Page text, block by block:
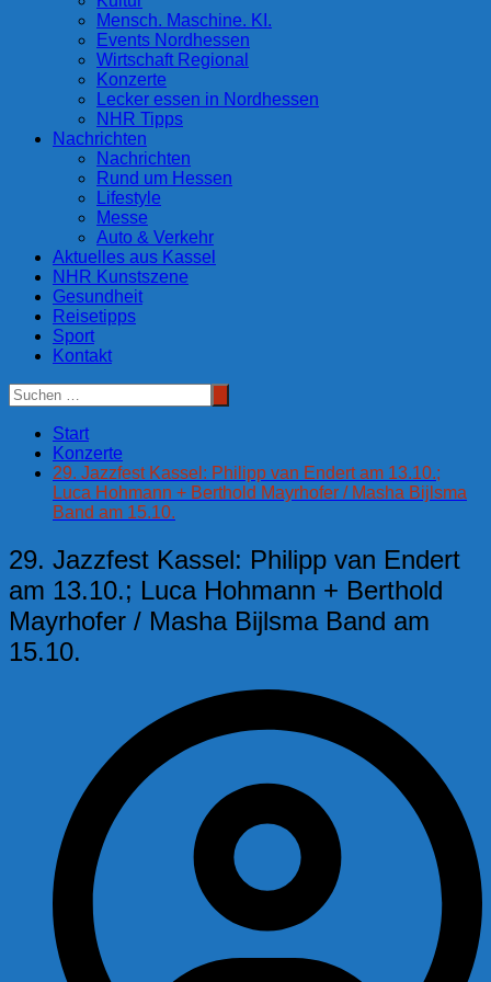
Mensch. Maschine. KI.
Events Nordhessen
Wirtschaft Regional
Konzerte
Lecker essen in Nordhessen
NHR Tipps
Nachrichten
Nachrichten
Rund um Hessen
Lifestyle
Messe
Auto & Verkehr
Aktuelles aus Kassel
NHR Kunstszene
Gesundheit
Reisetipps
Sport
Kontakt
Start
Konzerte
29. Jazzfest Kassel: Philipp van Endert am 13.10.;
Luca Hohmann + Berthold Mayrhofer / Masha Bijlsma
Band am 15.10.
29. Jazzfest Kassel: Philipp van Endert
am 13.10.; Luca Hohmann + Berthold
Mayrhofer / Masha Bijlsma Band am
15.10.